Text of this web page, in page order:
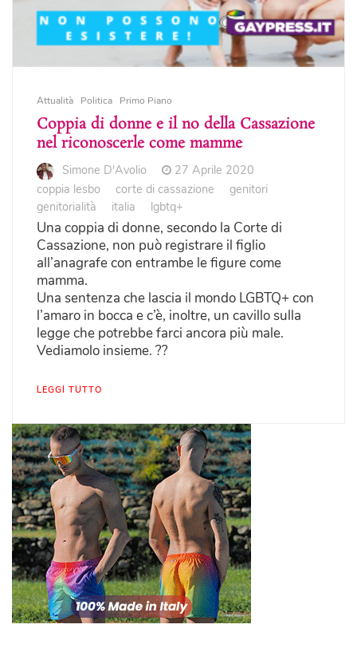
Attualità Politica Primo Piano
Coppia di donne e il no della Cassazione
nel riconoscerle come mamme
Simone D'Avolio
27 Aprile 2020
coppia lesbo
corte di cassazione
genitori
genitorialità
italia lgbtq+
Una coppia di donne, secondo la Corte di
Cassazione, non può registrare il figlio
all’anagrafe con entrambe le figure come
mamma.
Una sentenza che lascia il mondo LGBTQ+ con
l’amaro in bocca e c’è, inoltre, un cavillo sulla
legge che potrebbe farci ancora più male.
Vediamolo insieme. ??
LEGGI TUTTO